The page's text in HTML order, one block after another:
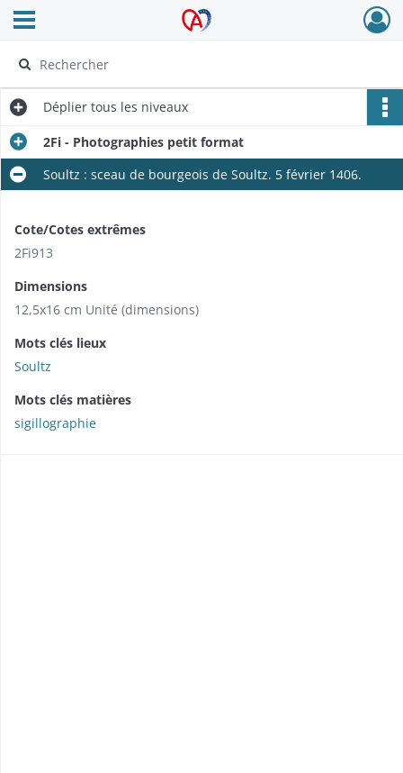
Archives Alsace - Colmar
Ouvrir le menu déroulant
Déplier tous les niveaux
2Fi - Photographies petit format
Soultz : sceau de bourgeois de Soultz. 5 février 1406.
Cote/Cotes extrêmes
2Fi913
Dimensions
12,5x16 cm Unité (dimensions)
Mots clés lieux
Soultz
Mots clés matières
sigillographie